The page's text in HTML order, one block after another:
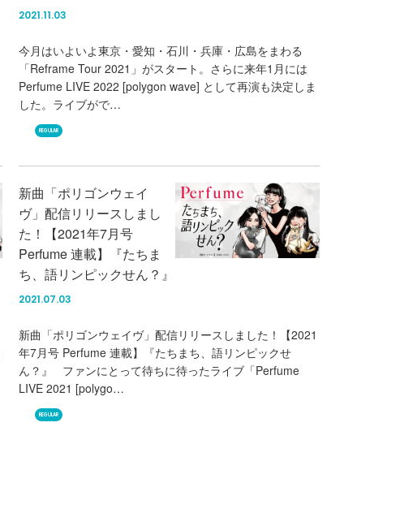
2021.11.03
今月はいよいよ東京・愛知・石川・兵庫・広島をまわる
「Reframe Tour 2021」がスタート。さらに来年1月には
Perfume LIVE 2022 [polygon wave] として再演も決定しま
した。ライブがで…
REGULAR
新曲「ポリゴンウェイ
ヴ」配信リリースしまし
た！【2021年7月号
Perfume 連載】『たちま
ち、語リンピックせん？』
2021.07.03
新曲「ポリゴンウェイヴ」配信リリースしました！【2021
年7月号 Perfume 連載】『たちまち、語リンピックせ
ん？』 ファンにとって待ちに待ったライブ「Perfume
LIVE 2021 [polygo…
REGULAR